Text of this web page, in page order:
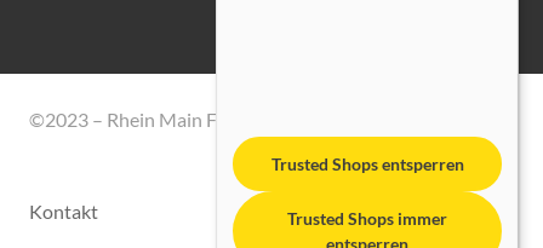
©2023 – Rhein Main Fördertechnik GmbH
Kontakt
Trusted Shops entsperren
Trusted Shops immer
entsperren